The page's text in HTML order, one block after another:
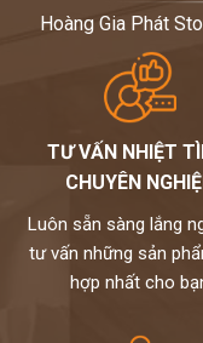
Hoàng Gia Phát
TƯ VẤN NHIỆT
CHUYÊN
Luôn sẵn sàng lắng
tư vấn những sản
hợp nhất cho